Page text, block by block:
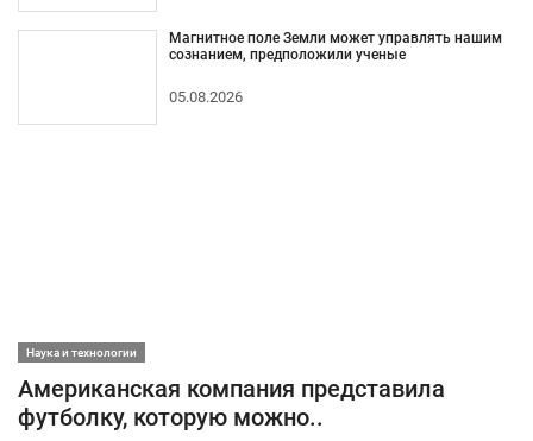
Магнитное поле Земли может управлять нашим
сознанием, предположили ученые
05.08.2026
Наука и технологии
Американская компания представила
футболку, которую можно..